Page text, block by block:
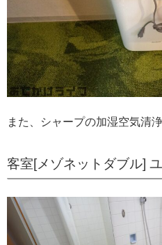
また、シャープの加湿空気清
客室[メゾネットダブル]